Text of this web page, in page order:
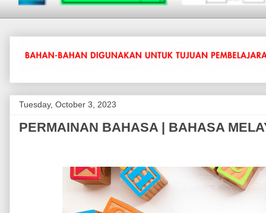
Tuesday, October 3, 2023
PERMAINAN BAHASA | BAHASA